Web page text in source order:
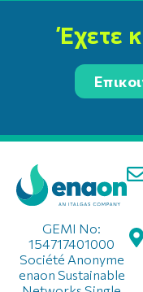
Έχετε
GEMI No:
154717401000
Société Anonyme
enaon Sustainable